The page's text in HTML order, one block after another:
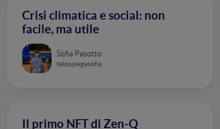
Crisi climatica e social: non
facile, ma utile
Sofia Pasotto
telospiegasofia
Il primo NFT di Zen-Q